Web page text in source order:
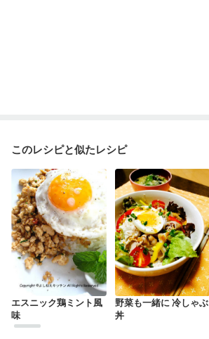
このレシピと似たレシピ
エスニック鶏ミント風
味
野菜も一緒に 冷しゃぶ
丼